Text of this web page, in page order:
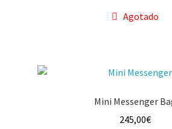
Agotado
Mini Messenger
245,00€